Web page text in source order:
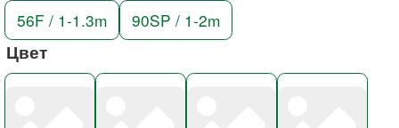
56F / 1-1.3m 90SP / 1-2m
Цвет